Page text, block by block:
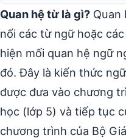
Quan hệ từ là gì? Quan
nối các từ ngữ hoặc
hiện mối quan hệ ngữ
đó. Đây là kiến thức
được đưa vào chương
học (lớp 5) và tiếp tục
chương trình của Bộ